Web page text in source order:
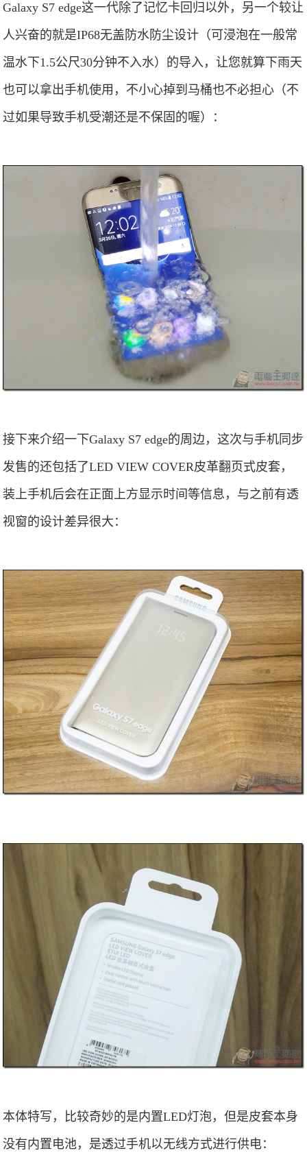
Galaxy S7 edge这一代除了记忆卡回归以外，另一个较让
人兴奋的就是IP68无盖防水防尘设计（可浸泡在一般常
温水下1.5公尺30分钟不入水）的导入，让您就算下雨天
也可以拿出手机使用，不小心掉到马桶也不必担心（不
过如果导致手机受潮还是不保固的喔）：
接下来介绍一下Galaxy S7 edge的周边，这次与手机同步
发售的还包括了LED VIEW COVER皮革翻页式皮套，
装上手机后会在正面上方显示时间等信息，与之前有透
视窗的设计差异很大：
本体特写，比较奇妙的是内置LED灯泡，但是皮套本身
没有内置电池，是透过手机以无线方式进行供电：